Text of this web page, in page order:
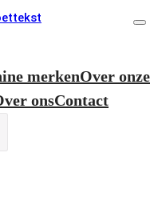
merkenOver onze
onsContact